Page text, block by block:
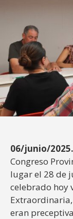
06/junio/2025.
Congreso
lugar el 28 de
celebrado hoy
eran